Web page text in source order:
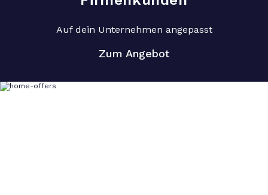
Auf dein Unternehmen angepasst
Zum Angebot